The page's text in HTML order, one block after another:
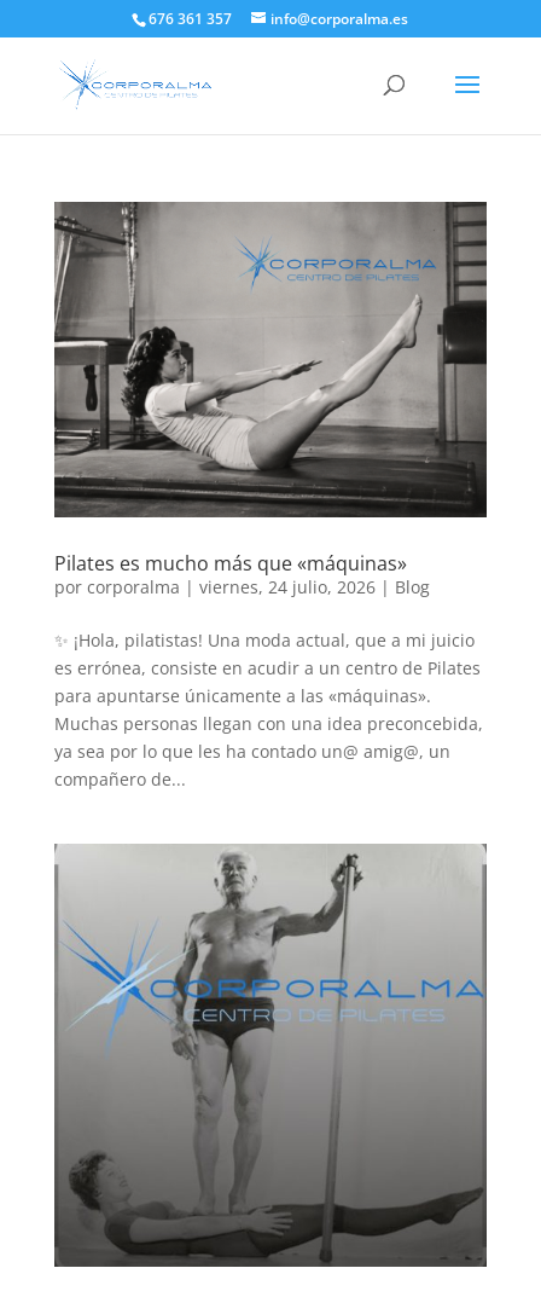
676 361 357 info@corporalma.es
Pilates es mucho más que «máquinas»
por corporalma | viernes, 24 julio, 2026| Blog
✨ ¡Hola, pilatistas! Una moda actual, que a mi juicio
es errónea, consiste en acudir a un centro de Pilates
para apuntarse únicamente a las «máquinas».
Muchas personas llegan con una idea preconcebida,
ya sea por lo que les ha contado un@ amig@, un
compañero de...